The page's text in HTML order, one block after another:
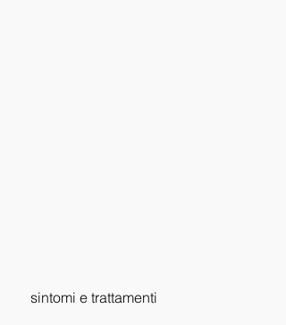
sintomi e trattamenti